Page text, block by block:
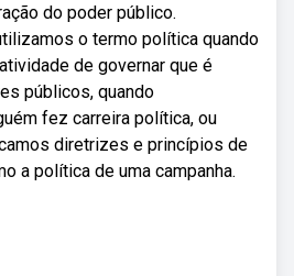
do poder público.
o termo política quando
de governar que é
públicos, quando
fez carreira política, ou
diretrizes e princípios de
a política de uma campanha.